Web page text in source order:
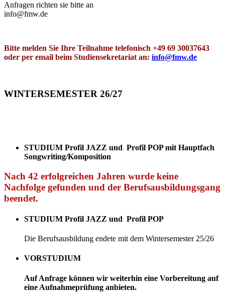
Anfragen richten sie bitte an
info@fmw.de
Bitte melden Sie Ihre Teilnahme telefonisch +49 69 30037643
oder per email beim Studiensekretariat an: info@fmw.de
WINTERSEMESTER 26/27
STUDIUM Profil JAZZ und Profil POP mit Hauptfach
Songwriting/Komposition
Nach 42 erfolgreichen Jahren wurde keine
Nachfolge gefunden und der Berufsausbildungsgang
beendet.
STUDIUM Profil JAZZ und Profil POP
Die Berufsausbildung endete mit dem Wintersemester 25/26
VORSTUDIUM
Auf Anfrage können wir weiterhin eine Vorbereitung auf
eine Aufnahmeprüfung anbieten.